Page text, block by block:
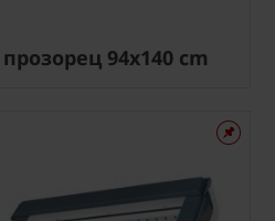
94x140 cm